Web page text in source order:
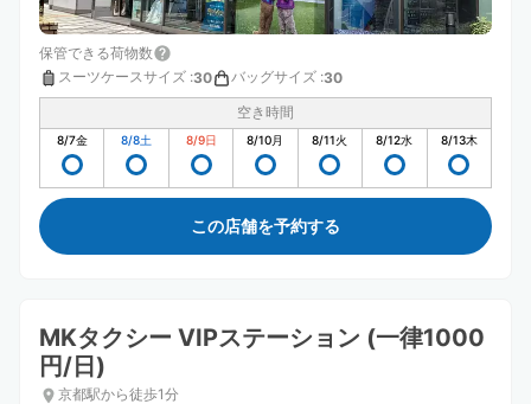
保管できる荷物数
スーツケースサイズ :30 バッグサイズ :30
空き時間
8/7金 8/8土 8/9日 8/10月 8/11火 8/12水 8/13木
この店舗を予約する
MKタクシー VIPステーション (一律1000
円/日)
京都駅から徒歩1分